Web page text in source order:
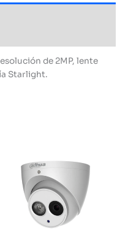
de 2MP, lente
Starlight.